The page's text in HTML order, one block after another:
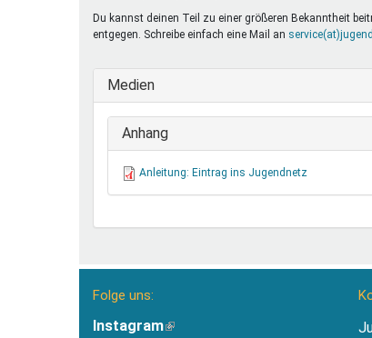
Du kannst deinen Teil zu einer größeren Bekanntheit
entgegen. Schreibe einfach eine Mail an
Medien
Anhang
Anleitung: Eintrag ins Jugendnetz
Folge uns:
Instagram(Link